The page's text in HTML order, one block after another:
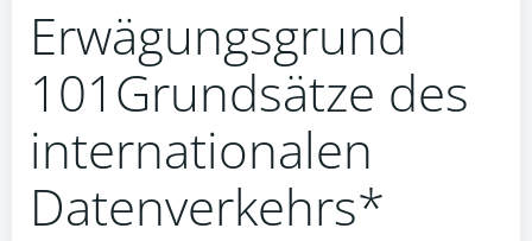
Erwägungsgrund
101 Grundsätze des
internationalen
Datenverkehrs*